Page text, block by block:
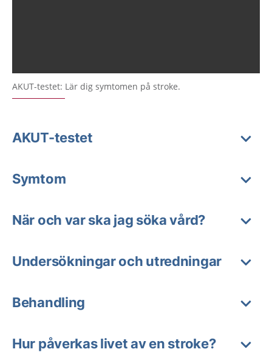
AKUT-testet: Lär dig symtomen på stroke.
AKUT-testet
Symtom
När och var ska jag söka vård?
Undersökningar och utredningar
Behandling
Hur påverkas livet av en stroke?